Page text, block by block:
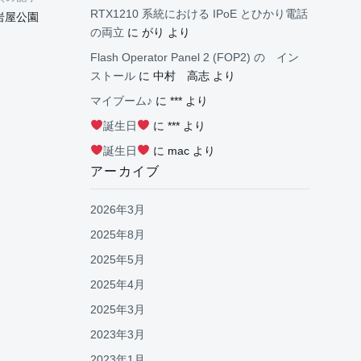
屋公園
RTX1210 系統における IPoE とひかり電話
の両立 に がり より
Flash Operator Panel 2 (FOP2) の イン
ストール に 中村 高志 より
マイブーム♪ に *** より
誕生日
に ***より
誕生日
に macより
アーカイブ
2026年3月
2025年8月
2025年5月
2025年4月
2025年3月
2023年3月